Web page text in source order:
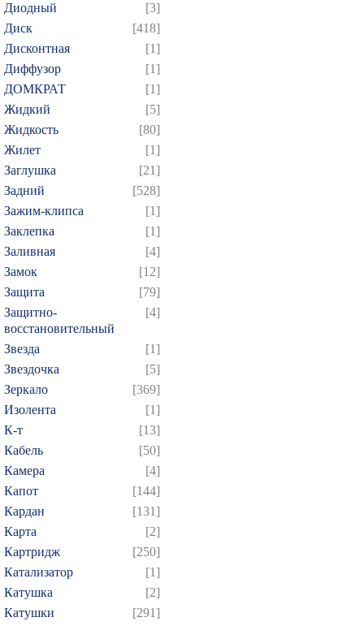
Диодный
[3]
Диск
[418]
Дисконтная
[1]
Диффузор
[1]
ДОМКРАТ
[1]
Жидкий
[5]
Жидкость
[80]
Жилет
[1]
Заглушка
[21]
Задний
[528]
Зажим-клипса
[1]
Заклепка
[1]
Заливная
[4]
Замок
[12]
Защита
[79]
Защитно-
восстановительный
[4]
Звезда
[1]
Звездочка
[5]
Зеркало
[369]
Изолента
[1]
К-т
[13]
Кабель
[50]
Камера
[4]
Капот
[144]
Кардан
[131]
Карта
[2]
Картридж
[250]
Катализатор
[1]
Катушка
[2]
Катушки
[291]